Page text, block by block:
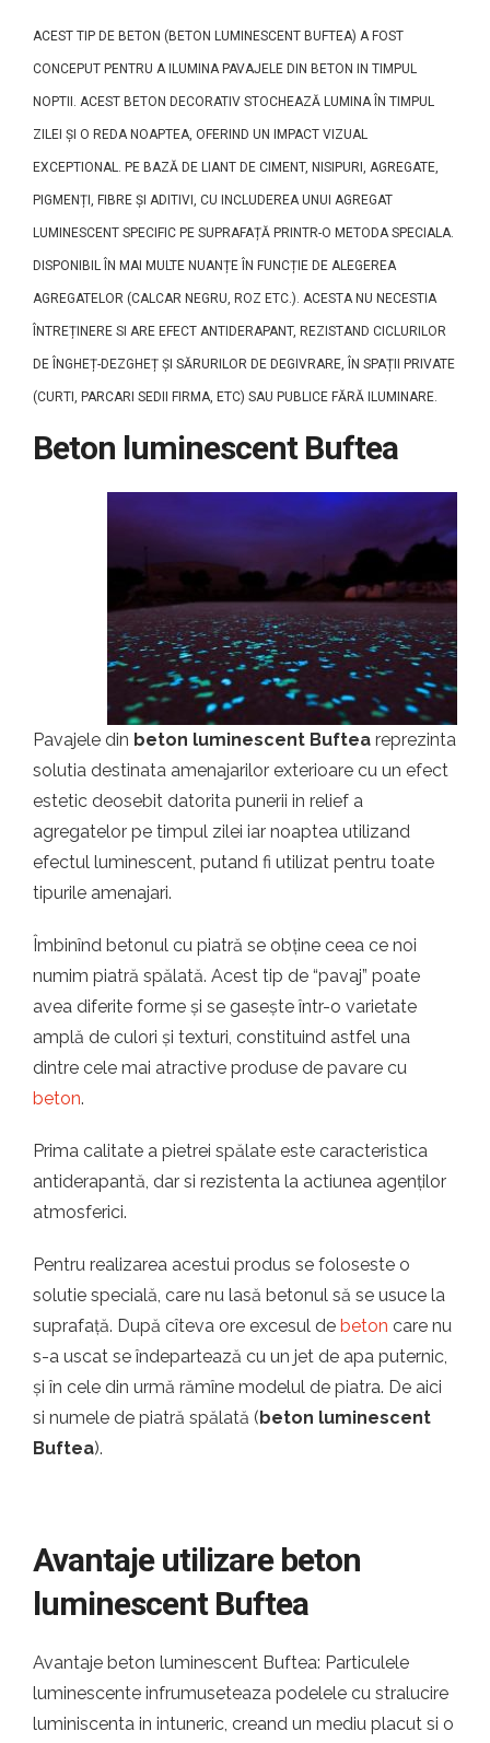
ACEST TIP DE BETON (BETON LUMINESCENT BUFTEA) A FOST
CONCEPUT PENTRU A ILUMINA PAVAJELE DIN BETON IN TIMPUL
NOPTII. ACEST BETON DECORATIV STOCHEAZĂ LUMINA ÎN TIMPUL
ZILEI ȘI O REDA NOAPTEA, OFERIND UN IMPACT VIZUAL
EXCEPTIONAL. PE BAZĂ DE LIANT DE CIMENT, NISIPURI, AGREGATE,
PIGMENȚI, FIBRE ȘI ADITIVI, CU INCLUDEREA UNUI AGREGAT
LUMINESCENT SPECIFIC PE SUPRAFAȚĂ PRINTR-O METODA SPECIALA.
DISPONIBIL ÎN MAI MULTE NUANȚE ÎN FUNCȚIE DE ALEGEREA
AGREGATELOR (CALCAR NEGRU, ROZ ETC.). ACESTA NU NECESTIA
ÎNTREȚINERE SI ARE EFECT ANTIDERAPANT, REZISTAND CICLURILOR
DE ÎNGHEȚ-DEZGHEȚ ȘI SĂRURILOR DE DEGIVRARE, ÎN SPAȚII PRIVATE
(CURTI, PARCARI SEDII FIRMA, ETC) SAU PUBLICE FĂRĂ ILUMINARE.
Beton luminescent Buftea
Pavajele din beton luminescent Buftea reprezinta
solutia destinata amenajarilor exterioare cu un efect
estetic deosebit datorita punerii in relief a
agregatelor pe timpul zilei iar noaptea utilizand
efectul luminescent, putand fi utilizat pentru toate
tipurile amenajari.
Îmbinînd betonul cu piatră se obține ceea ce noi
numim piatră spălată. Acest tip de “pavaj” poate
avea diferite forme și se gasește într-o varietate
amplă de culori și texturi, constituind astfel una
dintre cele mai atractive produse de pavare cu
beton.
Prima calitate a pietrei spălate este caracteristica
antiderapantă, dar si rezistenta la actiunea agenților
atmosferici.
Pentru realizarea acestui produs se foloseste o
solutie specială, care nu lasă betonul să se usuce la
suprafață. După cîteva ore excesul de beton care nu
s-a uscat se îndepartează cu un jet de apa puternic,
și în cele din urmă rămîne modelul de piatra. De aici
si numele de piatră spălată (beton luminescent
Buftea).
Avantaje utilizare beton
luminescent Buftea
Avantaje beton luminescent Buftea: Particulele
luminescente infrumuseteaza podelele cu stralucire
luminiscenta in intuneric, creand un mediu placut si o